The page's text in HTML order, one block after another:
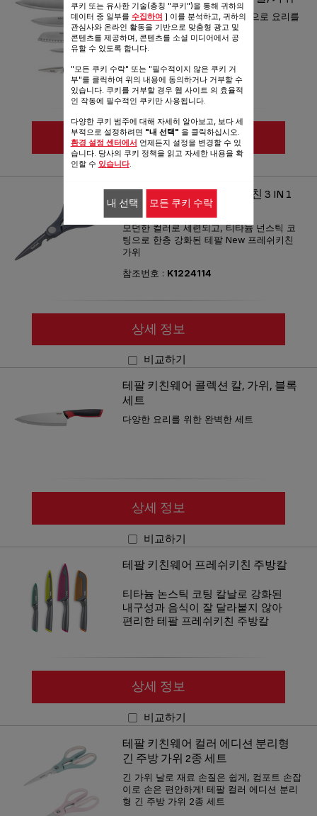
편안한 그립감과 뛰어난 절삭력으로 요리를
더 즐겁게!
상세 정보
테팔 키친웨어 뉴프레쉬키친 3 IN 1
주방가위
모던한 컬러로 세련되고, 티타늄 넌스틱 코
팅으로 한층 강화된 테팔 New 프레쉬키친
가위
참조번호 : K1224114
상세 정보
비교하기
테팔 키친웨어 콜렉션 칼, 가위, 블록
세트
다양한 요리를 위한 완벽한 세트
상세 정보
비교하기
테팔 키친웨어 프레쉬키친 주방칼
티타늄 논스틱 코팅 칼날로 강화된
내구성과 음식이 잘 달라붙지 않아
편리한 테팔 프레쉬키친 주방칼
상세 정보
비교하기
테팔 키친웨어 컬러 에디션 분리형
긴 주방 가위 2종 세트
긴 가위 날로 재료 손질은 쉽게, 컴포트 손잡
이로 손은 편안하게! 테팔 컬러 에디션 분리
형 긴 주방 가위 2종 세트
쿠키 또는 유사한 기술(총칭 "쿠키")을 통해 귀하의
데이터 중 일부를 수집하여 ] 이를 분석하고, 귀하의
관심사와 온라인 활동을 기반으로 맞춤형 광고 및
콘텐츠를 제공하며, 콘텐츠를 소셜 미디어에서 공
유할 수 있도록 합니다.
"모든 쿠키 수락" 또는 "필수적이지 않은 쿠키 거
부"를 클릭하여 위의 내용에 동의하거나 거부할 수
있습니다. 쿠키를 거부할 경우 웹 사이트 의 효율적
인 작동에 필수적인 쿠키만 사용됩니다.
다양한 쿠키 범주에 대해 자세히 알아보고, 보다 세
부적으로 설정하려면 "내 선택" 을 클릭하십시오.
환경 설정 센터에서 언제든지 설정을 변경할 수 있
습니다. 당사의 쿠키 정책을 읽고 자세한 내용을 확
인할 수 있습니다.
내 선택 모든 쿠키 수락